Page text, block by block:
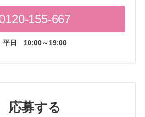
0120-155-667
平日 10:00～19:00
応募する